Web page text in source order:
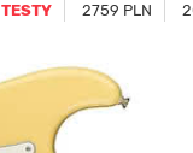
TESTY 2759 PLN